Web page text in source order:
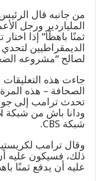
من جانبه قال
الملياردير ورجل
ثمنًا باهظًا” إذا
الديمقراطيين
لصالح “مشروعه
جاءت هذه
شبكة CBS.
ذلك، فسيكون عليه
عليه أن يدفع ثمنًا